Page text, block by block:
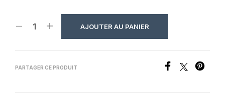
AJOUTER AU PANIER
PARTAGER CE PRODUIT